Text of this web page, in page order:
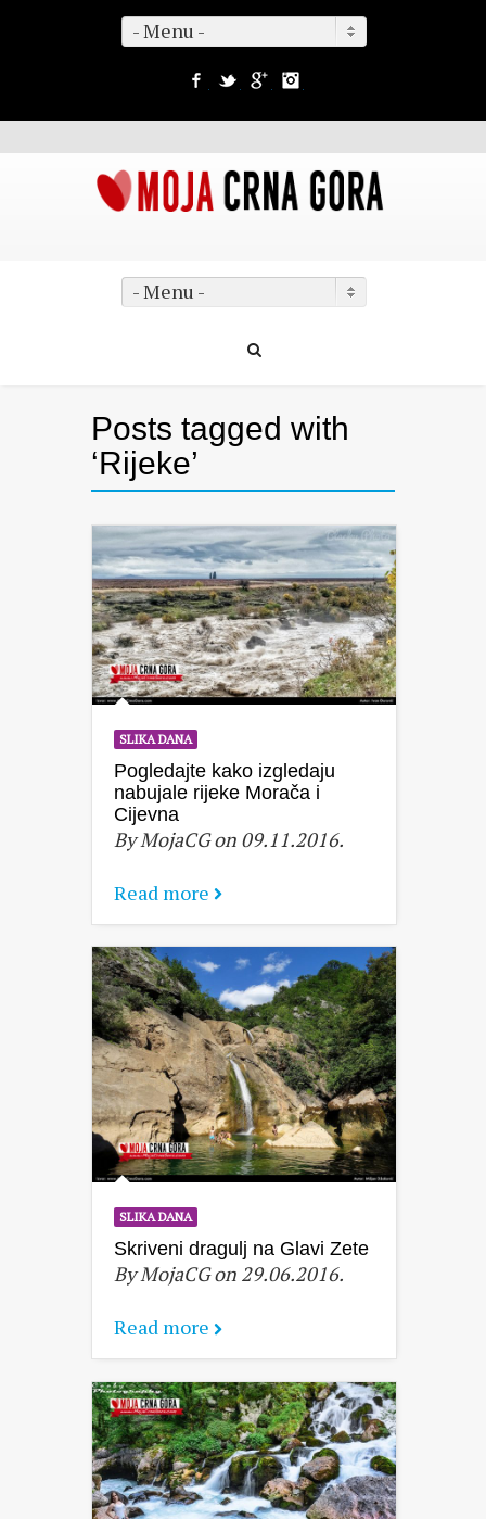
- Menu -
Facebook
TwitterGoogle+
- Menu -
Posts tagged with
‘Rijeke’
SLIKA DANA
Pogledajte kako izgledaju
nabujale rijeke Morača i
Cijevna
By MojaCG on 09.11.2016.
Read more
SLIKA DANA
Skriveni dragulj na Glavi Zete
By MojaCG on 29.06.2016.
Read more